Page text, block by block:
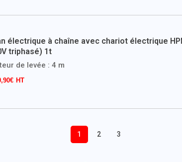
électrique à chaîne avec chariot électrique
triphasé) 1t
de levée : 4 m
€
1 2 3